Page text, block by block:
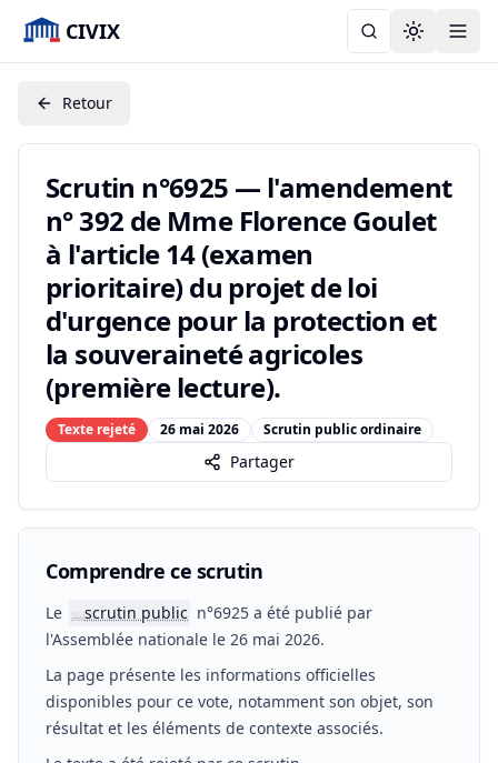
CIVIX Toggle
Retour
Scrutin n°6925 — l'amendement
n° 392 de Mme Florence Goulet
à l'article 14 (examen
prioritaire) du projet de loi
d'urgence pour la protection et
la souveraineté agricoles
(première lecture).
Texte rejeté 26 mai 2026 Scrutin public ordinaire
Partager
Comprendre ce scrutin
Le 📖scrutin public n°6925 a été publié par
l'Assemblée nationale le 26 mai 2026.
La page présente les informations officielles
disponibles pour ce vote, notamment son objet, son
résultat et les éléments de contexte associés.